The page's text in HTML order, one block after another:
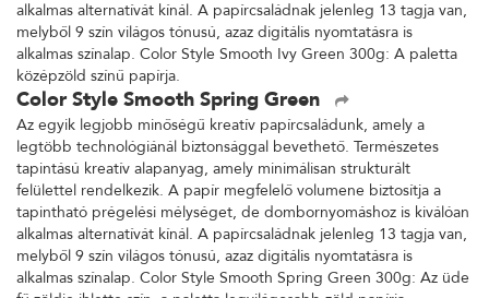
alkalmas alternatívát kínál. A papírcsaládnak jelenleg 13 tagja van,
melyből 9 szín világos tónusú, azaz digitális nyomtatásra is
alkalmas színalap. Color Style Smooth Ivy Green 300g: A paletta
középzöld színű papírja.
Color Style Smooth Spring Green
Az egyik legjobb minőségű kreatív papírcsaládunk, amely a
legtöbb technológiánál biztonsággal bevethető. Természetes
tapintású kreatív alapanyag, amely minimálisan strukturált
felülettel rendelkezik. A papír megfelelő volumene biztosítja a
tapintható prégelési mélységet, de dombornyomáshoz is kiválóan
alkalmas alternatívát kínál. A papírcsaládnak jelenleg 13 tagja van,
melyből 9 szín világos tónusú, azaz digitális nyomtatásra is
alkalmas színalap. Color Style Smooth Spring Green 300g: Az üde